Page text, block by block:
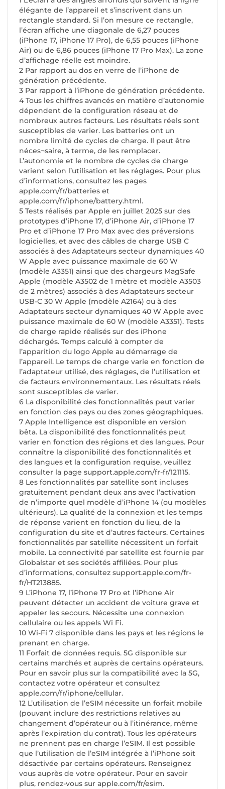
élégante de l’appareil et s’inscrivent dans un
rectangle standard. Si l’on mesure ce rectangle,
l’écran affiche une diagonale de 6,27 pouces
(iPhone 17, iPhone 17 Pro), de 6,55 pouces (iPhone
Air) ou de 6,86 pouces (iPhone 17 Pro Max). La zone
d’affichage réelle est moindre.
2 Par rapport au dos en verre de l’iPhone de
génération précédente.
3 Par rapport à l’iPhone de génération précédente.
4 Tous les chiffres avancés en matière d’autonomie
dépendent de la configuration réseau et de
nombreux autres facteurs. Les résultats réels sont
susceptibles de varier. Les batteries ont un
nombre limité de cycles de charge. Il peut être
néces¬saire, à terme, de les remplacer.
L’autonomie et le nombre de cycles de charge
varient selon l’utilisation et les réglages. Pour plus
d’informations, consultez les pages
apple.com/fr/batteries et
apple.com/fr/iphone/battery.html.
5 Tests réalisés par Apple en juillet 2025 sur des
prototypes d’iPhone 17, d’iPhone Air, d’iPhone 17
Pro et d’iPhone 17 Pro Max avec des préversions
logicielles, et avec des câbles de charge USB C
associés à des Adaptateurs secteur dynamiques 40
W Apple avec puissance maximale de 60 W
(modèle A3351) ainsi que des chargeurs MagSafe
Apple (modèle A3502 de 1 mètre et modèle A3503
de 2 mètres) associés à des Adaptateurs secteur
USB-C 30 W Apple (modèle A2164) ou à des
Adaptateurs secteur dynamiques 40 W Apple avec
puissance maximale de 60 W (modèle A3351). Tests
de charge rapide réalisés sur des iPhone
déchargés. Temps calculé à compter de
l’apparition du logo Apple au démarrage de
l’appareil. Le temps de charge varie en fonction de
l’adaptateur utilisé, des réglages, de l’utilisation et
de facteurs environnementaux. Les résultats réels
sont susceptibles de varier.
6 La disponibilité des fonctionnalités peut varier
en fonction des pays ou des zones géographiques.
7 Apple Intelligence est disponible en version
bêta. La disponibilité des fonctionnalités peut
varier en fonction des régions et des langues. Pour
connaître la disponibilité des fonctionnalités et
des langues et la configuration requise, veuillez
consulter la page support.apple.com/fr-fr/121115.
8 Les fonctionnalités par satellite sont incluses
gratuitement pendant deux ans avec l’activation
de n’importe quel modèle d’iPhone 14 (ou modèles
ultérieurs). La qualité de la connexion et les temps
de réponse varient en fonction du lieu, de la
configuration du site et d’autres facteurs. Certaines
fonctionnalités par satellite nécessitent un forfait
mobile. La connectivité par satellite est fournie par
Globalstar et ses sociétés affiliées. Pour plus
d’informations, consultez support.apple.com/fr-
fr/HT213885.
9 L’iPhone 17, l’iPhone 17 Pro et l’iPhone Air
peuvent détecter un accident de voiture grave et
appeler les secours. Nécessite une connexion
cellulaire ou les appels Wi Fi.
10 Wi-Fi 7 disponible dans les pays et les régions le
prenant en charge.
11 Forfait de données requis. 5G disponible sur
certains marchés et auprès de certains opérateurs.
Pour en savoir plus sur la compatibilité avec la 5G,
contactez votre opérateur et consultez
apple.com/fr/iphone/cellular.
12 L’utilisation de l’eSIM nécessite un forfait mobile
(pouvant inclure des restrictions relatives au
changement d’opérateur ou à l’itinérance, même
après l’expiration du contrat). Tous les opérateurs
ne prennent pas en charge l’eSIM. Il est possible
que l’utilisation de l’eSIM intégrée à l’iPhone soit
désactivée par certains opérateurs. Renseignez
vous auprès de votre opérateur. Pour en savoir
plus, rendez-vous sur apple.com/fr/esim.